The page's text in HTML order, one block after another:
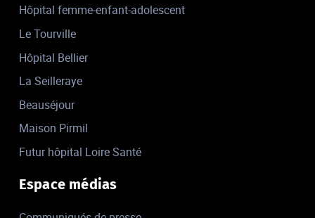
Hôpital femme-enfant-adolescent
Le Tourville
Hôpital Bellier
La Seilleraye
Beauséjour
Maison Pirmil
Futur hôpital Loire Santé
Espace médias